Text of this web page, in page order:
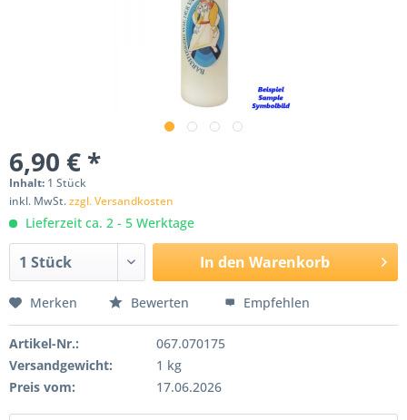
6,90 € *
Inhalt: 1 Stück
inkl. MwSt.zzgl. Versandkosten
Lieferzeit ca. 2 - 5 Werktage
In den Warenkorb
Merken Bewerten Empfehlen
Artikel-Nr.:
067.070175
Versandgewicht:
1 kg
Preis vom:
17.06.2026